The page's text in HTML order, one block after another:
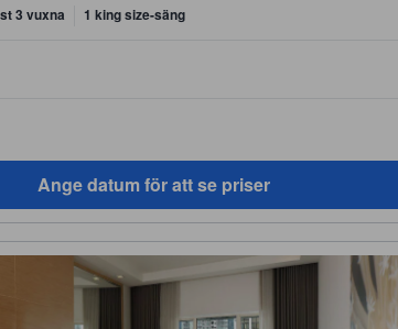
3 vuxna 1 king size-säng
Ange datum för att se priser